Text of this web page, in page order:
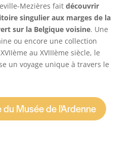
Mezières fait découvrir
singulier aux marges de la
sur la Belgique voisine. Une
ou encore une collection
au XVIIIème siècle, le
un voyage unique à travers le
du Musée de l'Ardenne